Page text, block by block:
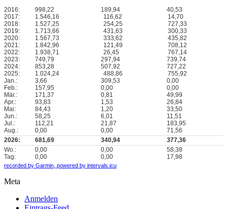
2016: 998,22 189,94
40,53
2017:
1.546,16 116,62
14,70
2018:
1.527,25 254,25
727,33
2019:
1.713,66 431,63
300,33
2020:
1.567,73 333,62
435,82
2021:
1.842,96 121,49
708,12
2022:
1.938,71 26,45
767,14
2023:
749,79 297,94
739,74
2024:
853,28 507,92
727,22
2025:
1.024,24 488,86
755,92
Jan.:
3,66 309,53
0,00
Feb.:
157,95 0,00
0,00
Mär.:
171,37 0,81
49,99
Apr.:
93,83 1,53
26,84
Mai:
84,43 1,20
33,50
Jun.:
58,25 6,01
11,51
Jul.:
112,21 21,87
183,95
Aug.:
0,00 0,00
71,56
2026:
681,69 340,94
377,36
Wo.:
0,00 0,00
58,38
Tag:
0,00 0,00 17,98
recorded by Garmin, powered by intervals.icu
Meta
Anmelden